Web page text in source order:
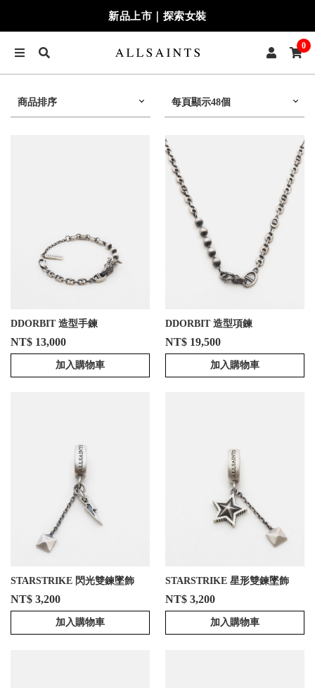
新品上市｜探索女裝
0
商品排序 每頁顯示48個
DDORBIT 造型手鍊
NT$ 13,000
加入購物車
DDORBIT 造型項鍊
NT$ 19,500
加入購物車
STARSTRIKE 閃光雙鍊墜飾
NT$ 3,200
加入購物車
STARSTRIKE 星形雙鍊墜飾
NT$ 3,200
加入購物車